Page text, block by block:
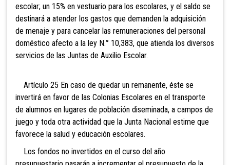
escolar; un 15% en vestuario para los escolares, y el saldo se
destinará a atender los gastos que demanden la adquisición
de menaje y para cancelar las remuneraciones del personal
doméstico afecto a la ley N.° 10,383, que atienda los diversos
servicios de las Juntas de Auxilio Escolar.
Artículo 25 En caso de quedar un remanente, éste se
invertirá en favor de las Colonias Escolares en el transporte
de alumnos en lugares de población diseminada, a campos de
juego y toda otra actividad que la Junta Nacional estime que
favorece la salud y educación escolares.
Los fondos no invertidos en el curso del año